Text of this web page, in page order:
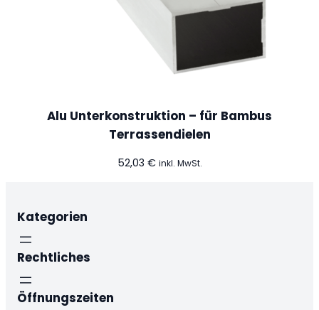
Alu Unterkonstruktion – für Bambus
Terrassendielen
52,03 € inkl. MwSt.
Kategorien
Rechtliches
Öffnungszeiten